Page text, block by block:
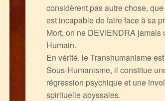
considèrent pas autre chose, que
est incapable de faire face à sa
Mort, on ne DEVIENDRA jamais
Humain.
En vérité, le Transhumanisme
Sous-Humanisme, il constitue
régression psychique et une
spirituelle abyssales.